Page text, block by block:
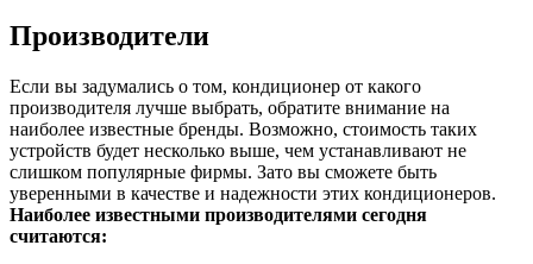
Производители
Если вы задумались о том, кондиционер от какого
производителя лучше выбрать, обратите внимание на
наиболее известные бренды. Возможно, стоимость таких
устройств будет несколько выше, чем устанавливают не
слишком популярные фирмы. Зато вы сможете быть
уверенными в качестве и надежности этих кондиционеров.
Наиболее известными производителями сегодня
считаются: